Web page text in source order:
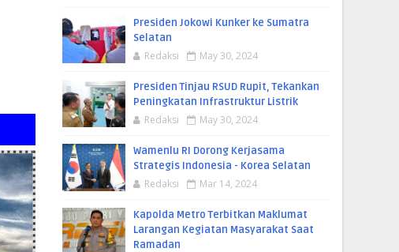
Presiden Jokowi Kunker ke Sumatra
Selatan
Redaksi May 30, 2024
Presiden Tinjau RSUD Rupit, Tekankan
Peningkatan Infrastruktur Listrik
Redaksi May 30, 2024
Wamenlu RI Dorong Kerjasama
Strategis Indonesia - Korea Selatan
Redaksi Mar 14, 2024
Kapolda Metro Terbitkan Maklumat
Larangan Kegiatan Masyarakat Saat
Ramadan